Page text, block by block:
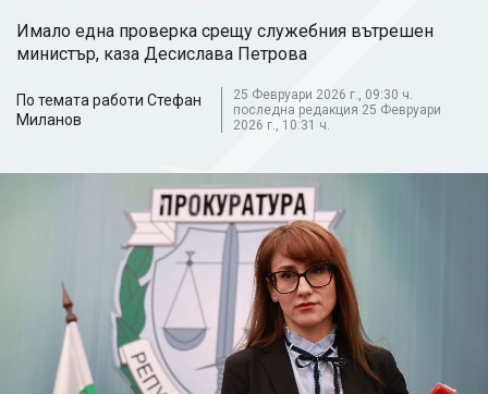
Имало една проверка срещу служебния вътрешен
министър, каза Десислава Петрова
По темата работи Стефан
Миланов
25 Февруари 2026 г., 09:30 ч.
последна редакция 25 Февруари
2026 г., 10:31 ч.